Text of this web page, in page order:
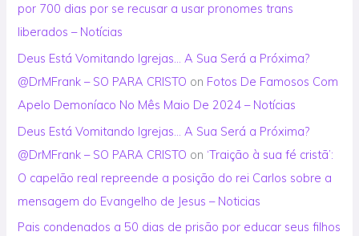
por 700 dias por se recusar a usar pronomes trans
liberados – Notícias
Deus Está Vomitando Igrejas… A Sua Será a Próxima?
@DrMFrank – SO PARA CRISTO on Fotos De Famosos Com
Apelo Demoníaco No Mês Maio De 2024 – Notícias
Deus Está Vomitando Igrejas… A Sua Será a Próxima?
@DrMFrank – SO PARA CRISTO on ‘Traição à sua fé cristã’:
O capelão real repreende a posição do rei Carlos sobre a
mensagem do Evangelho de Jesus – Noticias
Pais condenados a 50 dias de prisão por educar seus filhos